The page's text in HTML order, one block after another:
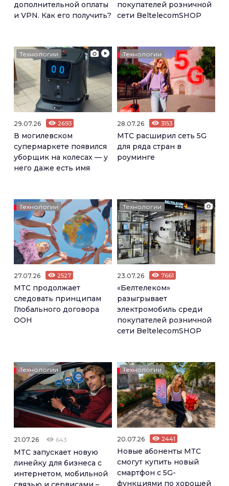
дополнительной оплаты
и VPN. Как его получить?
покупателей розничной
сети BeltelecomSHOP
Технологии
29.07.26 2693
В могилевском
супермаркете появился
уборщик на колесах — у
него даже есть имя
Технологии
28.07.26 3153
МТС расширил сеть 5G
для ряда стран в
роуминге
Технологии
27.07.26 2527
МТС продолжает
следовать принципам
Глобального договора
ООН
Технологии
23.07.26 7661
«Белтелеком»
разыгрывает
электромобиль среди
покупателей розничной
сети BeltelecomSHOP
Технологии
21.07.26 643
МТС запускает новую
линейку для бизнеса с
интернетом, мобильной
Технологии
20.07.26 2441
Новые абоненты МТС
смогут купить новый
смартфон с 5G-
функциями по хорошей